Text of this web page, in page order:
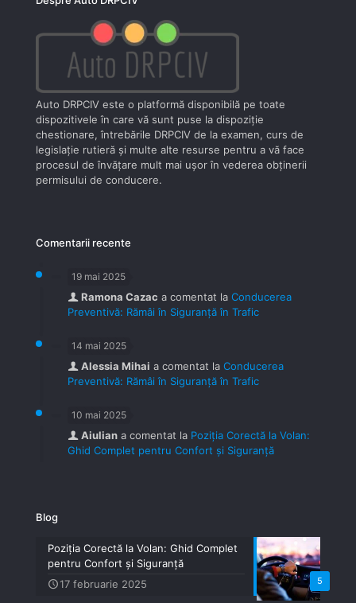
Auto DRPCIV este o platformă disponibilă pe toate
dispozitivele în care vă sunt puse la dispoziţie
chestionare, întrebările DRPCIV de la examen, curs de
legislaţie rutieră şi multe alte resurse pentru a vă face
procesul de învăţare mult mai uşor în vederea obţinerii
permisului de conducere.
Comentarii recente
19 mai 2025
Ramona Cazac a comentat la Conducerea
Preventivă: Rămâi în Siguranță în Trafic
14 mai 2025
Alessia Mihai a comentat la Conducerea
Preventivă: Rămâi în Siguranță în Trafic
10 mai 2025
Aiulian a comentat la Poziția Corectă la Volan:
Ghid Complet pentru Confort și Siguranță
Blog
5
Poziția Corectă la Volan: Ghid Complet
pentru Confort și Siguranță
17 februarie 2025